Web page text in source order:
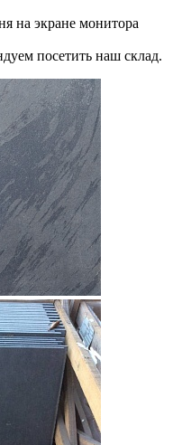
на экране монитора
посетить наш склад.